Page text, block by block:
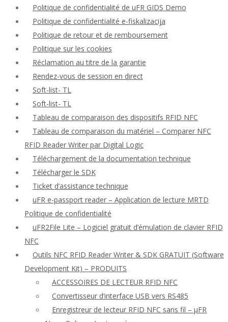
Politique de confidentialité de uFR GIDS Demo
Politique de confidentialité e-fiskalizacija
Politique de retour et de remboursement
Politique sur les cookies
Réclamation au titre de la garantie
Rendez-vous de session en direct
Soft-list- TL
Soft-list- TL
Tableau de comparaison des dispositifs RFID NFC
Tableau de comparaison du matériel – Comparer NFC
RFID Reader Writer par Digital Logic
Téléchargement de la documentation technique
Télécharger le SDK
Ticket d’assistance technique
uFR e-passport reader – Application de lecture MRTD
Politique de confidentialité
uFR2File Lite – Logiciel gratuit d’émulation de clavier RFID
NFC
Outils NFC RFID Reader Writer & SDK GRATUIT (Software
Development Kit) – PRODUITS
ACCESSOIRES DE LECTEUR RFID NFC
Convertisseur d’interface USB vers RS485
Enregistreur de lecteur RFID NFC sans fil – μFR